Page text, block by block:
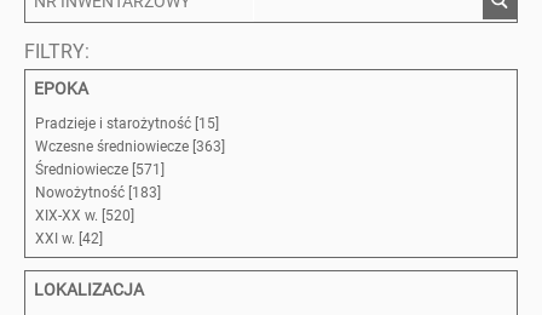
FILTRY:
EPOKA
Pradzieje i starożytność [15]
Wczesne średniowiecze [363]
Średniowiecze [571]
Nowożytność [183]
XIX-XX w. [520]
XXI w. [42]
LOKALIZACJA